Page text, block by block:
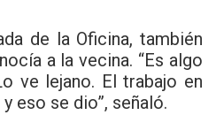
de la Oficina, también
a la vecina. “Es algo
ve lejano. El trabajo en
eso se dio”, señaló.